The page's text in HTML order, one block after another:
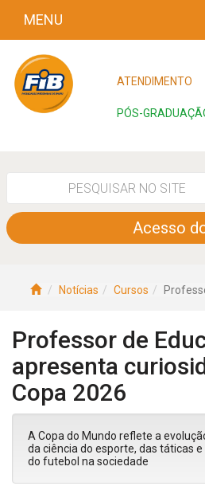
MENU
ATENDIMENTO
PÓS-
Acesso
Notícias Cursos
Professor de
apresenta
Copa 2026
A Copa do Mundo reflete a
da ciência do esporte, das táticas
do futebol na sociedade